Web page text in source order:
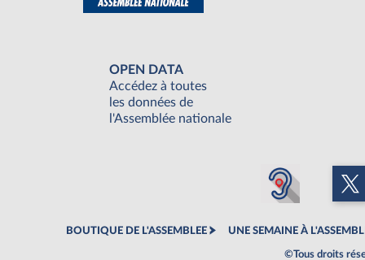
OPEN DATA
Accédez à toutes
les données de
l'Assemblée nationale
BOUTIQUE DE L'ASSEMBLEE UNE SEMAINE À
©Tous droits